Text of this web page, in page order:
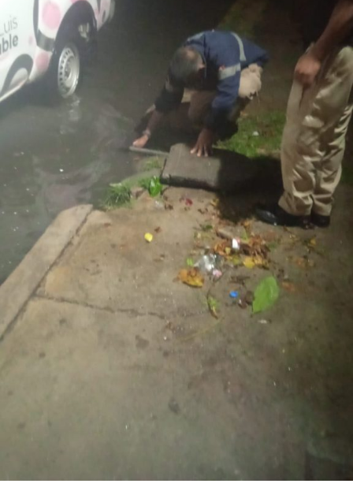
El Gobierno de la Capital
agradece la comprensión y
colaboración de la ciudadanía durante el desarrollo de
estas labores e invita a
respetarla señalización
instalada, conducir con moderación y atender las
indicaciones
del personal que participa en los trabajos, a
fin de garantizar la seguridad de todas y todos.
Tangamanga prevé refuerzo con Guardia Civil
tras dos su1c1d10s